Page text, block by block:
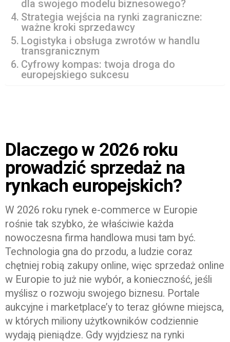
dla swojego modelu biznesowego?
Strategia wejścia na rynki zagraniczne:
ważne kroki sprzedawcy
Logistyka i obsługa zwrotów w handlu
transgranicznym
Cyfrowy kompas: twoja droga do
europejskiego sukcesu
Dlaczego w 2026 roku
prowadzić sprzedaż na
rynkach europejskich?
W 2026 roku rynek e-commerce w Europie
rośnie tak szybko, że właściwie każda
nowoczesna firma handlowa musi tam być.
Technologia gna do przodu, a ludzie coraz
chętniej robią zakupy online, więc sprzedaż online
w Europie to już nie wybór, a konieczność, jeśli
myślisz o rozwoju swojego biznesu. Portale
aukcyjne i marketplace’y to teraz główne miejsca,
w których miliony użytkowników codziennie
wydają pieniądze. Gdy wyjdziesz na rynki